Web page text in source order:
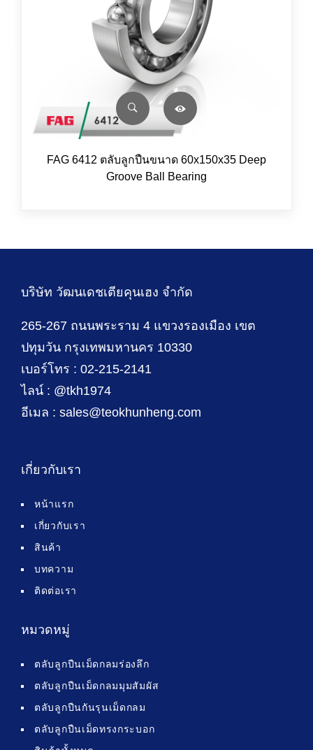
FAG 6412 ตลับลูกปืนขนาด 60x150x35 Deep
Groove Ball Bearing
บริษัท วัฒนเดชเตียคุนเฮง จำกัด
265-267 ถนนพระราม 4 แขวงรองเมือง เขต
ปทุมวัน กรุงเทพมหานคร 10330
เบอร์โทร : 02-215-2141
ไลน์ : @tkh1974
อีเมล : sales@teokhunheng.com
เกี่ยวกับเรา
หน้าแรก
เกี่ยวกับเรา
สินค้า
บทความ
ติดต่อเรา
หมวดหมู่
ตลับลูกปืนเม็ดกลมร่องลึก
ตลับลูกปืนเม็ดกลมมุมสัมผัส
ตลับลูกปืนกันรุนเม็ดกลม
ตลับลูกปืนเม็ดทรงกระบอก